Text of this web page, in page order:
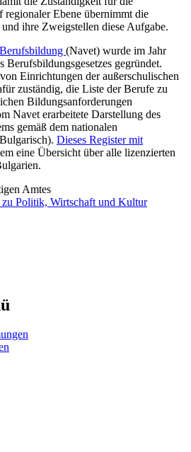
Ebene übernimmt die
ihre Zweigstellen diese Aufgabe.
(Navet) wurde im Jahr
Berufsbildungsgesetzes gegründet.
Einrichtungen der außerschulischen
zuständig, die Liste der Berufe zu
Bildungsanforderungen
Navet erarbeitete Darstellung des
gemäß dem nationalen
Dieses Register mit
eine Übersicht über alle lizenzierten
Amtes
Politik, Wirtschaft und Kultur